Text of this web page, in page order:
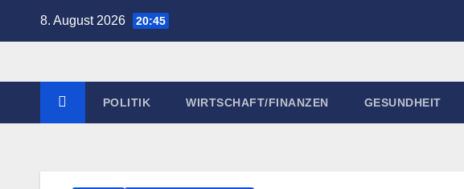
8. August 2026 20:45
POLITIK WIRTSCHAFT/FINANZEN GESUNDHEIT